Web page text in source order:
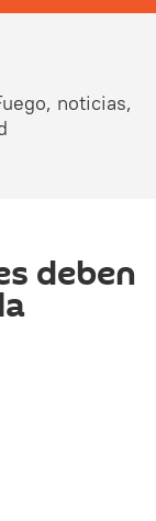
noticias,
deben